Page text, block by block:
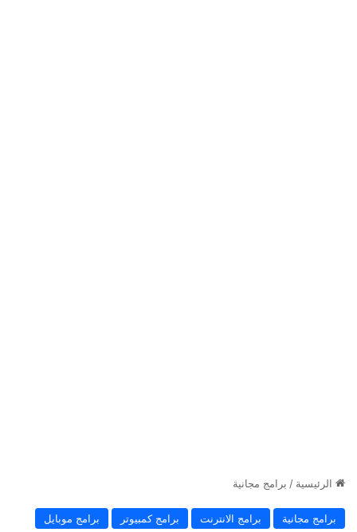
الرئيسية / برامج مجانية
برامج مجانية برامج الانترنت برامج كمبيوتر برامج موبايل